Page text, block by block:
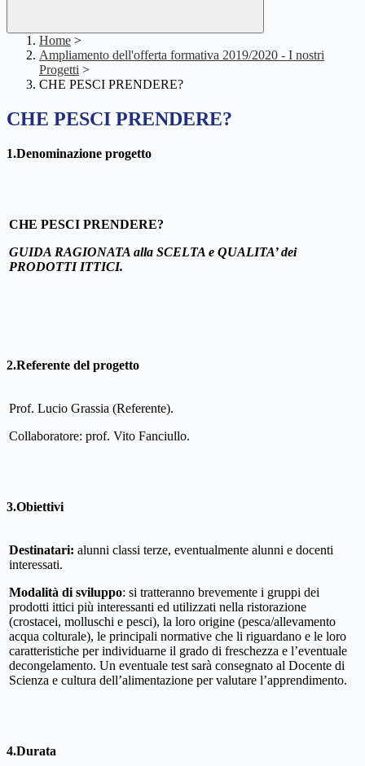
Home >
Ampliamento dell'offerta formativa 2019/2020 - I nostri
Progetti >
CHE PESCI PRENDERE?
CHE PESCI PRENDERE?
1.Denominazione progetto
CHE PESCI PRENDERE?
GUIDA RAGIONATA alla SCELTA e QUALITA’ dei
PRODOTTI ITTICI.
2.Referente del progetto
Prof. Lucio Grassia (Referente).
Collaboratore: prof. Vito Fanciullo.
3.Obiettivi
Destinatari: alunni classi terze, eventualmente alunni e docenti
interessati.
Modalità di sviluppo: si tratteranno brevemente i gruppi dei
prodotti ittici più interessanti ed utilizzati nella ristorazione
(crostacei, molluschi e pesci), la loro origine (pesca/allevamento
acqua colturale), le principali normative che li riguardano e le loro
caratteristiche per individuarne il grado di freschezza e l’eventuale
decongelamento. Un eventuale test sarà consegnato al Docente di
Scienza e cultura dell’alimentazione per valutare l’apprendimento.
4.Durata